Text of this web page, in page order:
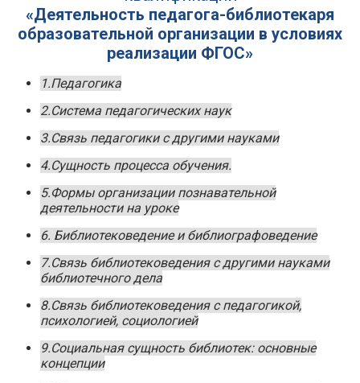
«Деятельность педагога-библиотекаря
образовательной организации в условиях
реализации ФГОС»
1.Педагогика
2.Система педагогических наук
3.Связь педагогики с другими науками
4.Сущность процесса обучения.
5.Формы организации познавательной
деятельности на уроке
6. Библиотековедение и библиографоведение
7.Связь библиотековедения с другими науками
библиотечного дела
8.Связь библиотековедения с педагогикой,
психологией, социологией
9.Социальная сущность библиотек: основные
концепции